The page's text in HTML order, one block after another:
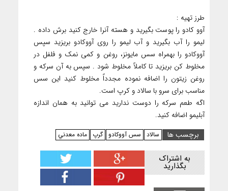
طرز تهیه :
آوو کادو را پوست بگیرید و هسته آنرا خارج کنید برش داده .
لیمو را آب بگیرید و آب لیمو را روی آووکادو بریزید سپس
آووکادو را بهمراه سس مایونز، روغن و کمی نمک و فلفل در
مخلوط کن بریزید تا کاملاً مخلوط شود . سپس به آن سرکه و
روغن زیتون را اضافه نموده مجدداً مخلوط کنید این سس
مناسب برای سرو با سالاد و کرپ است.
اگه طعم سرکه را دوست ندارید می توانید به همان اندازه
آبلیمو اضافه کنید.
برچسب ها
سالاد سس آووکادو گرپ ماده معدني
به اشتراک
بگذارید